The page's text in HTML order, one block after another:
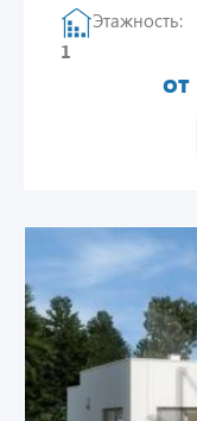
Этажность:
1